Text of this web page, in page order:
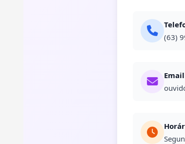
(63)
Email